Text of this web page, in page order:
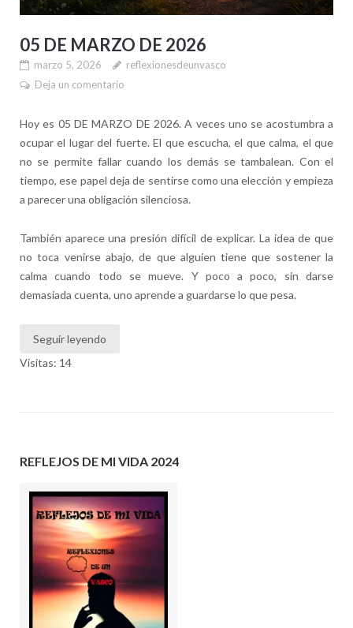
05 DE MARZO DE 2026
marzo 5, 2026
reflexionesdeunvasco
Deja un comentario
Hoy es 05 DE MARZO DE 2026. A veces uno se acostumbra a
ocupar el lugar del fuerte. El que escucha, el que calma, el que
no se permite fallar cuando los demás se tambalean. Con el
tiempo, ese papel deja de sentirse como una elección y empieza
a parecer una obligación silenciosa.
También aparece una presión difícil de explicar. La idea de que
no toca venirse abajo, de que alguien tiene que sostener la
calma cuando todo se mueve. Y poco a poco, sin darse
demasiada cuenta, uno aprende a guardarse lo que pesa.
Seguir leyendo
Visitas: 14
REFLEJOS DE MI VIDA 2024